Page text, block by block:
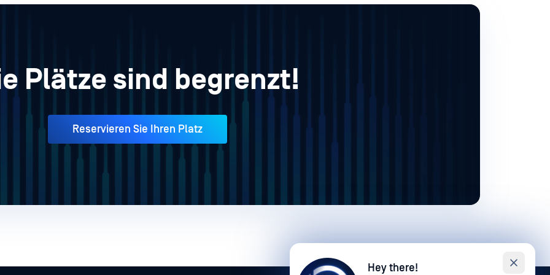
Plätze sind begrenzt!
Reservieren Sie Ihren Platz
Hey there!